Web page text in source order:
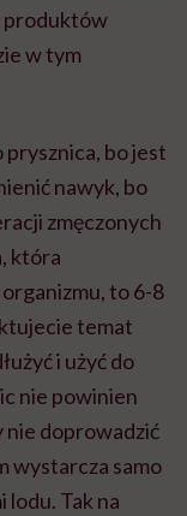
produktów
w tym
bo jest
nawyk, bo
zmęczonych
która
to 6-8
temat
i użyć do
nie powinien
nie doprowadzić
wystarcza samo
lodu. Tak na